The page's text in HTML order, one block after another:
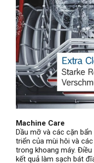
Machine Care
Dầu mỡ và các cặn
triển của mùi hôi và
trong khoang máy.
kết quả làm sạch bát